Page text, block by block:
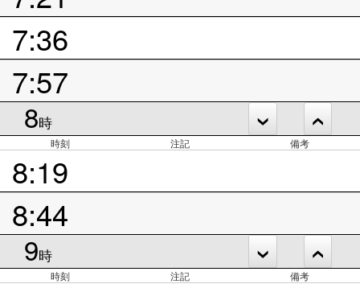
7:36
7:57
8時
時刻 注記 備考
8:19
8:44
9時
時刻 注記 備考